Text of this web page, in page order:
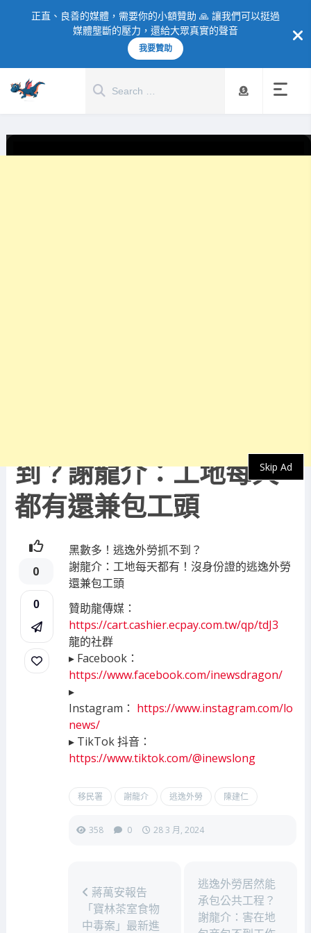
正直、良善的媒體，需要你的小額贊助 🙏 讓我們可以挺過
媒體壟斷的壓力，還給大眾真實的聲音
我要贊助
Skip Ad
到？謝龍介：工地每天
都有還兼包工頭
0
0
黑數多！逃逸外勞抓不到？
謝龍介：工地每天都有！沒身份證的逃逸外勞
還兼包工頭
贊助龍傳媒：
https://cart.cashier.ecpay.com.tw/qp/tdJ3
龍的社群
▸ Facebook：
https://www.facebook.com/inewsdragon/
▸
Instagram： https://www.instagram.com/lo
news/
▸ TikTok 抖音：
https://www.tiktok.com/@inewslong
移民署 謝龍介 逃逸外勞 陳建仁
358 0 28 3 月, 2024
蔣萬安報告
「寶林茶室食物
中毒案」最新進
逃逸外勞居然能
承包公共工程？
謝龍介：害在地